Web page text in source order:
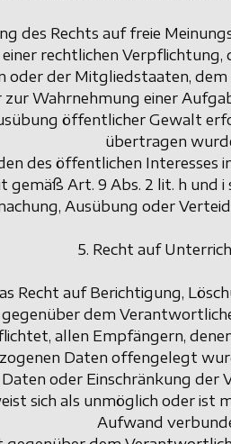
des Rechts auf freie
rechtlichen Verpflichtung,
oder der Mitgliedstaaten,
Wahrnehmung einer
öffentlicher Gewalt
übertragen
des öffentlichen Interesses
gemäß Art. 9 Abs. 2 lit. h und i
Ausübung oder
5. Recht auf
Recht auf Berichtigung,
dem
allen Empfängern,
Daten offengelegt
oder Einschränkung der
sich als unmöglich oder ist
Aufwand